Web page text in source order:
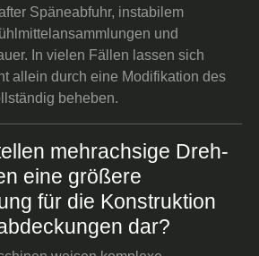
Späneabfuhr, instabilem
und
In vielen Fällen lassen sich
allein durch eine Modifikation des
beheben.
mehrachsige Dreh-
eine größere
für die Konstruktion
dar?